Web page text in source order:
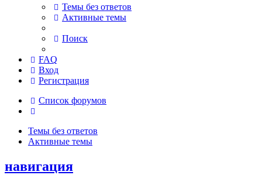
Темы без ответов
Активные темы
Поиск
FAQ
Вход
Регистрация
Список форумов
Темы без ответов
Активные темы
навигация